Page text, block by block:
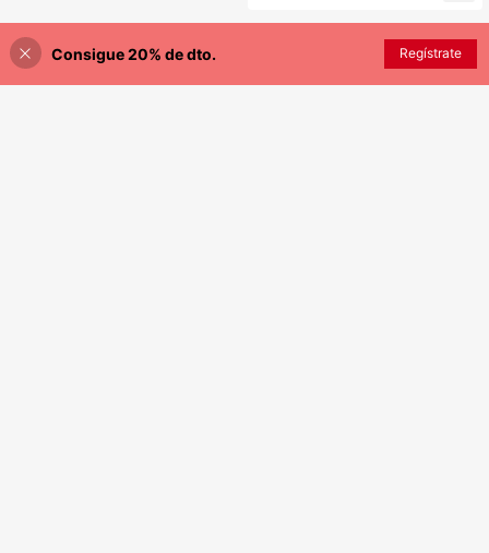
¡20% DE DESCUENTO! AÑADIR A LA BOLSA
Consigue 20% de dto. Regístrate